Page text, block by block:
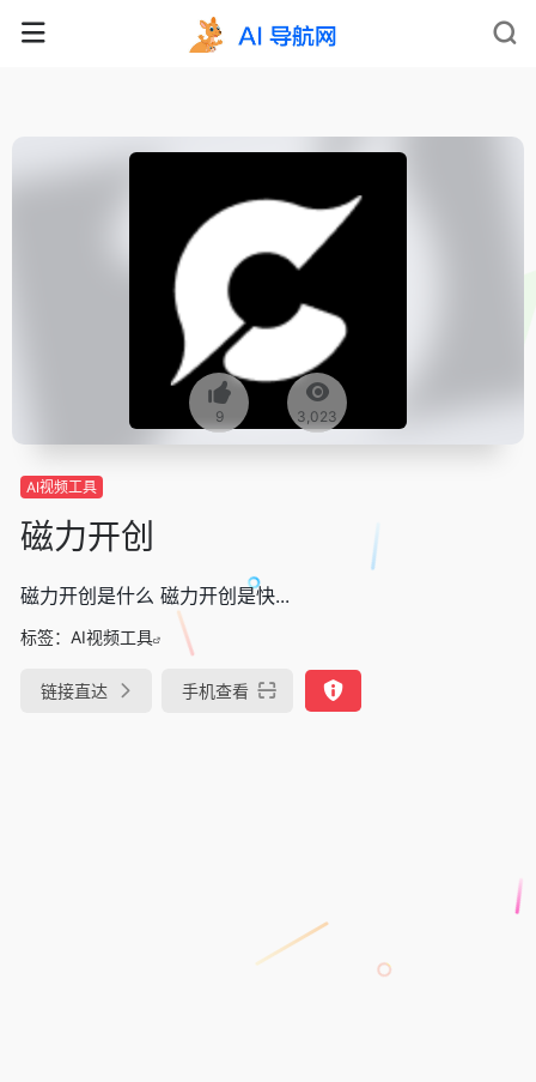
9 3,023
AI视频工具
磁力开创
磁力开创是什么 磁力开创是快...
标签： AI视频工具
链接直达 手机查看